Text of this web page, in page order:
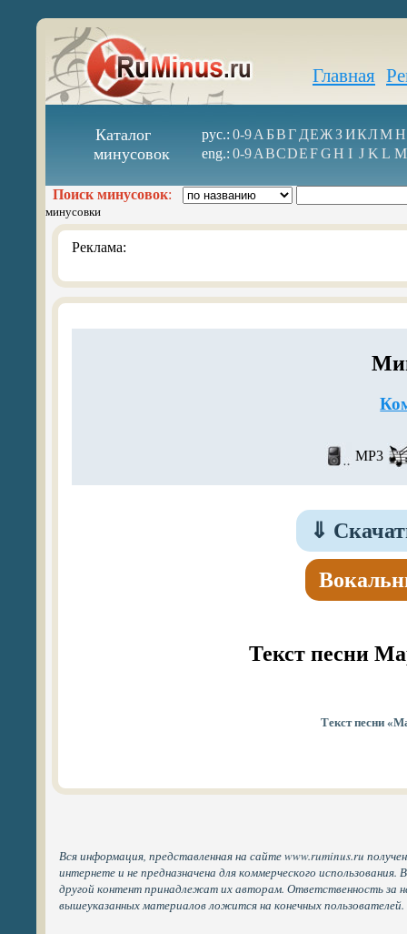
Главная
Каталог
минусовок
рус.: 0-9А БВГ ДЕЖ З ИКЛМН
eng.: 0-9ABCDEFGH I J K L M
Поиск минусовок:
минусовки
Реклама:
MP3
⇓
Текст песни
Текст песни
Вся информация, представленная на сайте www.ruminus.ru
интернете и не предназначена для коммерческого
другой контент принадлежат их авторам. Ответственность за
вышеуказанных материалов ложится на конечных пользователей.